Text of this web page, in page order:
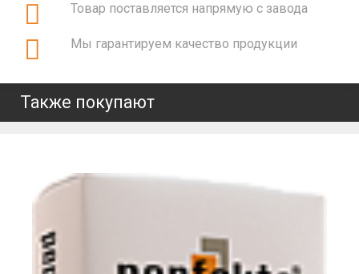
Товар поставляется напрямую с завода
Мы гарантируем качество продукции
Также покупают